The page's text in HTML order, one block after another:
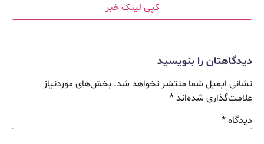
کپی لینک خبر
دیدگاهتان را بنویسید
نشانی ایمیل شما منتشر نخواهد شد. بخش‌های موردنیاز
علامت‌گذاری شده‌اند*
دیدگاه*